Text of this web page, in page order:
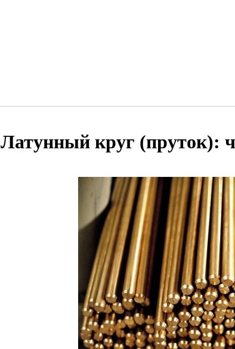
Латунный круг (пруток):